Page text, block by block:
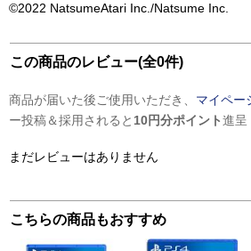
©2022 NatsumeAtari Inc./Natsume Inc.
この商品のレビュー(全0件)
商品が届いた後ご使用いただき、 マイペー
ー投稿＆採用されると 10円分ポイント進呈
まだレビューはありません
こちらの商品もおすすめ